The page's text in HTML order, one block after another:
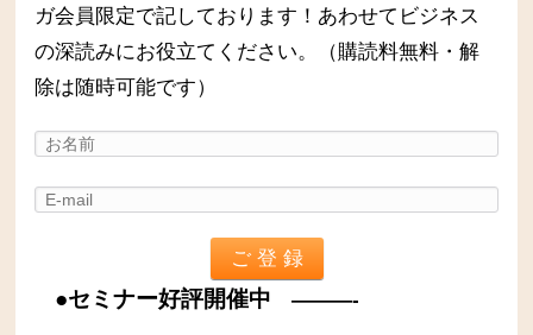
ガ会員限定で記しております！あわせてビジネス
の深読みにお役立てください。（購読料無料・解
除は随時可能です）
●セミナー好評開催中 ———-